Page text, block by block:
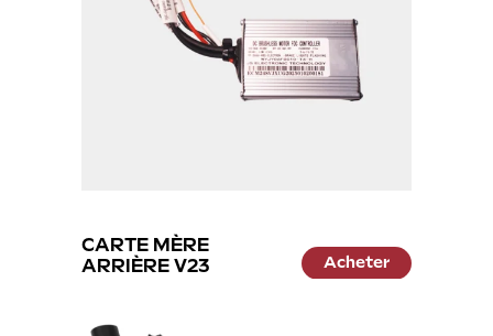
CARTE MÈRE
ARRIÈRE V23
Acheter